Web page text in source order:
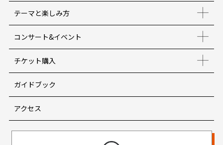
テーマと楽しみ方
コンサート&イベント
チケット購入
ガイドブック
アクセス